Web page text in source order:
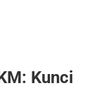
Kunci